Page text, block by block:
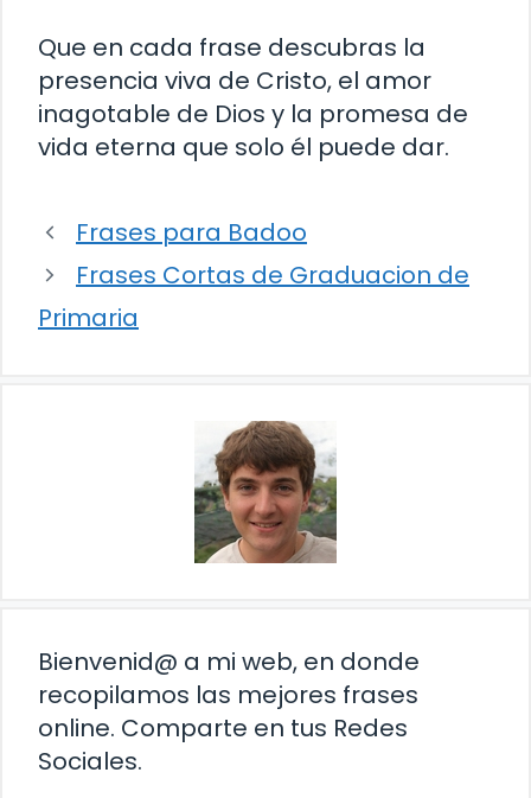
Que en cada frase descubras la
presencia viva de Cristo, el amor
inagotable de Dios y la promesa de
vida eterna que solo él puede dar.
Frases para Badoo
Frases Cortas de Graduacion de
Primaria
Bienvenid@ a mi web, en donde
recopilamos las mejores frases
online. Comparte en tus Redes
Sociales.